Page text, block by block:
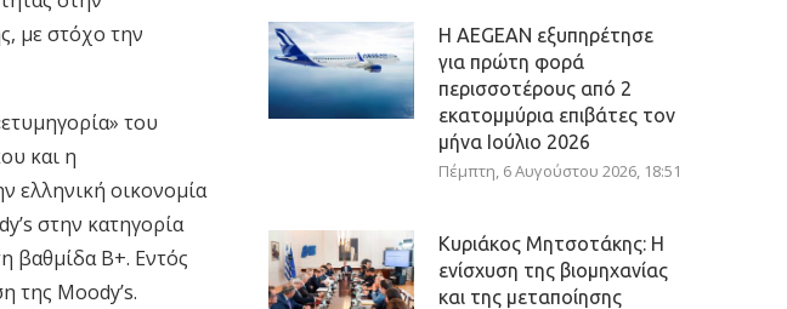
με στόχο την
του
και η
ελληνική οικονομία
στην κατηγορία
βαθμίδα Β+. Εντός
της Μοοdy’s.
Η AEGEAN εξυπηρέτησε
για πρώτη φορά
περισσοτέρους από 2
εκατομμύρια επιβάτες τον
μήνα Ιούλιο 2026
Πέμπτη, 6 Αυγούστου 2026, 18:51
Κυριάκος Μητσοτάκης: Η
ενίσχυση της βιομηχανίας
και της μεταποίησης